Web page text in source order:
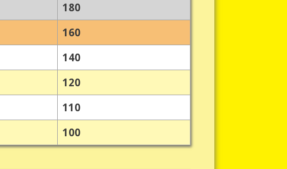
180
160
140
120
110
100